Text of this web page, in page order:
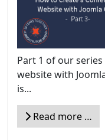
Part 1 of our
website with
is...
Read more …